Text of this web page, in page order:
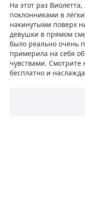
На этот раз
поклонниками в
накинутыми поверх
девушки в прямом
было реально очень
примерила на себя
чувствами. Смотрите
бесплатно и